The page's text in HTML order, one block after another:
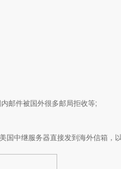
邮件被国外很多邮局拒收等;
国中继服务器直接发到海外信箱，